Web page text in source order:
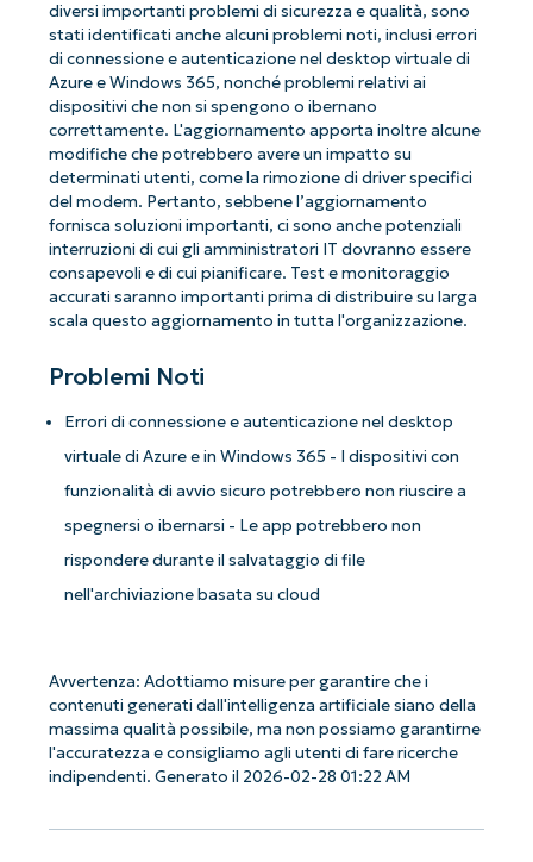
diversi importanti problemi di sicurezza e qualità, sono
stati identificati anche alcuni problemi noti, inclusi errori
di connessione e autenticazione nel desktop virtuale di
Azure e Windows 365, nonché problemi relativi ai
dispositivi che non si spengono o ibernano
correttamente. L'aggiornamento apporta inoltre alcune
modifiche che potrebbero avere un impatto su
determinati utenti, come la rimozione di driver specifici
del modem. Pertanto, sebbene l’aggiornamento
fornisca soluzioni importanti, ci sono anche potenziali
interruzioni di cui gli amministratori IT dovranno essere
consapevoli e di cui pianificare. Test e monitoraggio
accurati saranno importanti prima di distribuire su larga
scala questo aggiornamento in tutta l'organizzazione.
Problemi Noti
Errori di connessione e autenticazione nel desktop
virtuale di Azure e in Windows 365 - I dispositivi con
funzionalità di avvio sicuro potrebbero non riuscire a
spegnersi o ibernarsi - Le app potrebbero non
rispondere durante il salvataggio di file
nell'archiviazione basata su cloud
Avvertenza: Adottiamo misure per garantire che i
contenuti generati dall'intelligenza artificiale siano della
massima qualità possibile, ma non possiamo garantirne
l'accuratezza e consigliamo agli utenti di fare ricerche
indipendenti. Generato il 2026-02-28 01:22 AM